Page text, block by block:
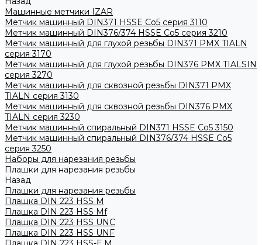
Машинные метчики IZAR
Метчик машинный DIN371 HSSE Co5 серия 3110
Метчик машинный DIN376/374 HSSE Co5 серия 3210
Метчик машинный для глухой резьбы DIN371 PMX TIALN
серия 3170
Метчик машинный для глухой резьбы DIN376 PMX TIALSIN
серия 3270
Метчик машинный для сквозной резьбы DIN371 PMX
TIALN серия 3130
Метчик машинный для сквозной резьбы DIN376 PMX
TIALN серия 3230
Метчик машинный спиральный DIN371 HSSE Co5 3150
Метчик машинный спиральный DIN376/374 HSSE Co5
серия 3250
Наборы для нарезания резьбы
Плашки для нарезания резьбы
Назад
Плашки для нарезания резьбы
Плашка DIN 223 HSS M
Плашка DIN 223 HSS Mf
Плашка DIN 223 HSS UNC
Плашка DIN 223 HSS UNF